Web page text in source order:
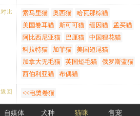
话，会逐渐损害猫的身体健康。所以要在
人可以吃的东西中做个分析，注意哪些东
西不能给猫吃，哪些东西不能随意给猫
吃，哪些东西不能给猫多吃，这是猫主人
必须掌握的常识。
小鸟等禽类动物或鱼的骨头比较硬，当电
烫卷猫咬碎后会产生一些尖的碎片，这些
碎片有时会刺伤他的嘴巴或内脏，所以要
软化或粉碎后添加到饲料中。
电烫卷猫掉毛怎么办
对比 索马里猫 奥西猫
哈瓦那棕猫
美国卷耳猫
斯可可猫 缅因猫
孟买猫
阿比西尼亚猫
巴厘猫
中国狸花猫
科拉特猫
加菲猫
美国短尾猫
加拿大无毛猫
英国短毛猫
俄罗斯蓝猫
西伯利亚猫
布偶猫
返回 <<电烫卷猫
自媒体 犬种 猫咪 售宠